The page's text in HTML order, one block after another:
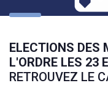
ELECTIONS DES
L'ORDRE LES 23
RETROUVEZ LE